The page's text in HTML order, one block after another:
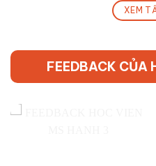
XEM
FEEDBACK CỦA